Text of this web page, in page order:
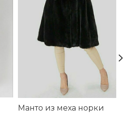
Манто из меха норки